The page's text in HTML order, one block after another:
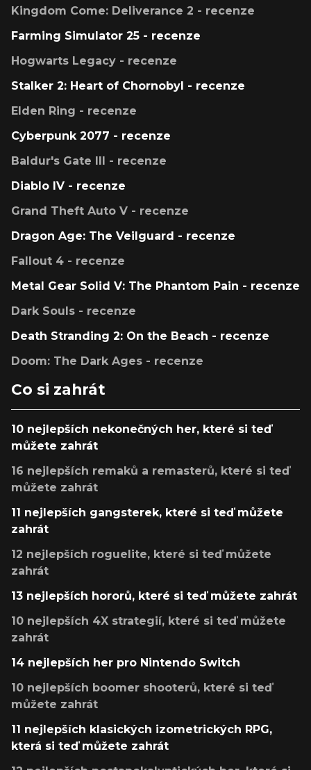
Kingdom Come: Deliverance 2 - recenze
Farming Simulator 25 - recenze
Hogwarts Legacy - recenze
Stalker 2: Heart of Chornobyl - recenze
Elden Ring - recenze
Cyberpunk 2077 - recenze
Baldur's Gate III - recenze
Diablo IV - recenze
Grand Theft Auto V - recenze
Dragon Age: The Veilguard - recenze
Fallout 4 - recenze
Metal Gear Solid V: The Phantom Pain - recenze
Dark Souls - recenze
Death Stranding 2: On the Beach - recenze
Doom: The Dark Ages - recenze
Co si zahrát
10 nejlepších nekonečných her, které si teď
můžete zahrát
16 nejlepších remaků a remasterů, které si teď
můžete zahrát
11 nejlepších gangsterek, které si teď můžete
zahrát
12 nejlepších roguelite, které si teď můžete
zahrát
13 nejlepších hororů, které si teď můžete zahrát
10 nejlepších 4X strategií, které si teď můžete
zahrát
14 nejlepších her pro Nintendo Switch
10 nejlepších boomer shooterů, které si teď
můžete zahrát
11 nejlepších klasických izometrických RPG,
která si teď můžete zahrát